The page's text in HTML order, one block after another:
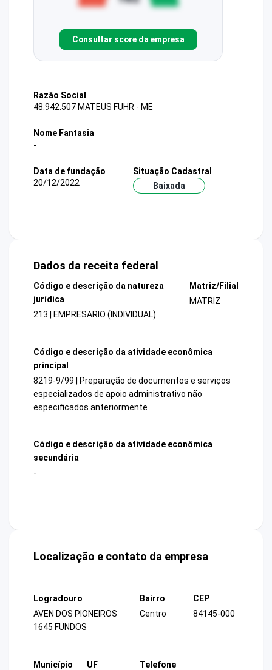
Consultar score da empresa
Razão Social
48.942.507 MATEUS FUHR - ME
Nome Fantasia
-
Data de fundação
20/12/2022
Situação Cadastral
Baixada
Dados da receita federal
Código e descrição da natureza
jurídica
213 | EMPRESARIO (INDIVIDUAL)
Matriz/Filial
MATRIZ
Código e descrição da atividade econômica
principal
8219-9/99 | Preparação de documentos e serviços
especializados de apoio administrativo não
especificados anteriormente
Código e descrição da atividade econômica
secundária
-
Localização e contato da empresa
Logradouro
AVEN DOS PIONEIROS
1645 FUNDOS
Bairro
Centro
CEP
84145-000
Município
UF
Telefone